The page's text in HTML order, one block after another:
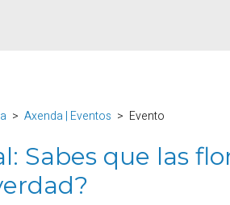
Axenda | Eventos Evento
Sabes que las